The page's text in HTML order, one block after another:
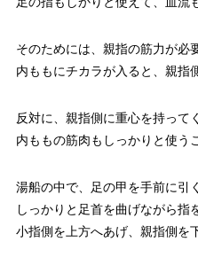
そのためには、親指の筋力が必
内ももにチカラが入ると、親指
反対に、親指側に重心を持って
内ももの筋肉もしっかりと使う
湯船の中で、足の甲を手前に引
しっかりと足首を曲げながら指
小指側を上方へあげ、親指側を